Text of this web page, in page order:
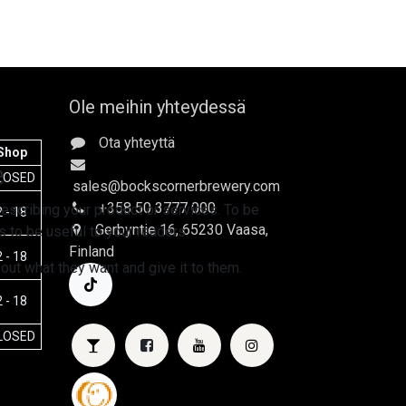
- 18
- 18
- 18
Ole meihin yhteydessä
Ota yhteyttä
sales@bockscornerbrewery.com
+358 50 3777 000
Gerbyntie 16, 65230 Vaasa,
Finland
your product or services. To be
to be useful to your readers.
what they want and give it to them.